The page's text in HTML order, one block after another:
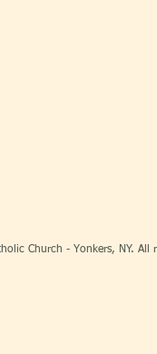
Church - Yonkers, NY. All